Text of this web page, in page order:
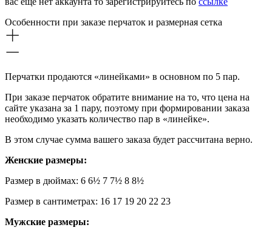
Особенности при заказе перчаток и размерная сетка
Перчатки продаются «линейками» в основном по 5 пар.
При заказе перчаток обратите внимание на то, что цена на
сайте указана за 1 пару, поэтому при формировании заказа
необходимо указать количество пар в «линейке».
В этом случае сумма вашего заказа будет рассчитана верно.
Женские размеры:
Размер в дюймах: 6 6½ 7 7½ 8 8½
Размер в сантиметрах: 16 17 19 20 22 23
Мужские размеры: